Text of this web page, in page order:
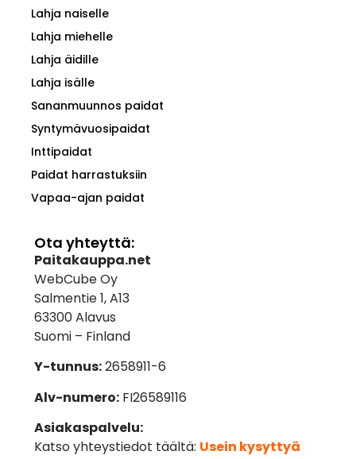
Lahja naiselle
Lahja miehelle
Lahja äidille
Lahja isälle
Sananmuunnos paidat
Syntymävuosipaidat
Inttipaidat
Paidat harrastuksiin
Vapaa-ajan paidat
Ota yhteyttä:
Paitakauppa.net
WebCube Oy
Salmentie 1, A13
63300 Alavus
Suomi – Finland
Y-tunnus:2658911-6
Alv-numero:FI26589116
Asiakaspalvelu:
Katso yhteystiedot täältä: Usein kysyttyä